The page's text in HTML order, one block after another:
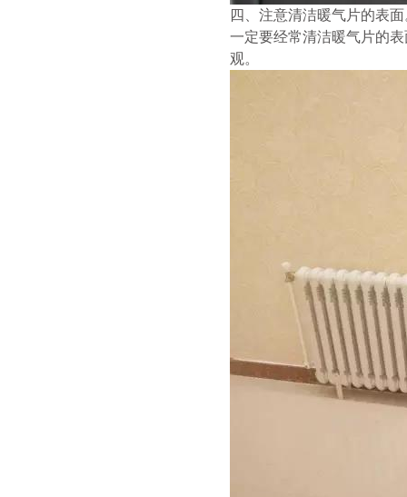
四、注意清洁暖气片的表
一定要经常清洁暖气片的表面
观。